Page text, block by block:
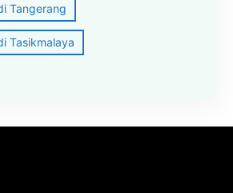
Tangerang
Tasikmalaya